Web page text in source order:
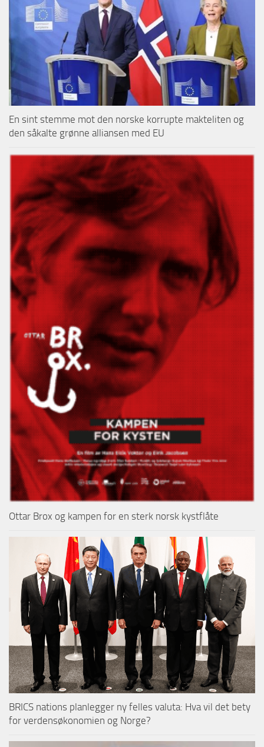
En sint stemme mot den norske korrupte makteliten og
den såkalte grønne alliansen med EU
Ottar Brox og kampen for en sterk norsk kystflåte
BRICS nations planlegger ny felles valuta: Hva vil det bety
for verdensøkonomien og Norge?